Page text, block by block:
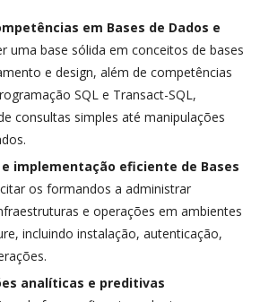
em Bases de Dados e
uma base sólida em conceitos de bases
e design, além de competências
SQL e Transact-SQL,
consultas simples até manipulações
implementação eficiente de Bases
os formandos a administrar
e operações em ambientes
incluindo instalação, autenticação,
analíticas e preditivas